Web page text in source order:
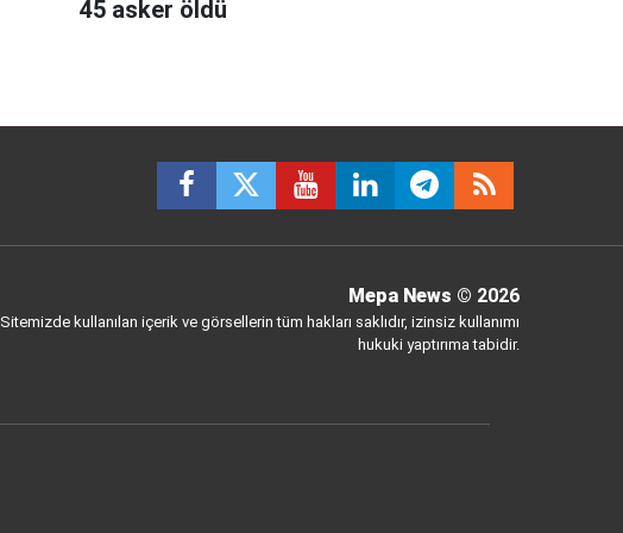
45 asker öldü
Mepa News © 2026
Sitemizde kullanılan içerik ve görsellerin tüm hakları saklıdır, izinsiz kullanımı
hukuki yaptırıma tabidir.